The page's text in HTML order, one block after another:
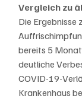
Vergleich zu
Die Ergebnisse
bereits 5
deutliche
COVID-19-
Krankenhaus